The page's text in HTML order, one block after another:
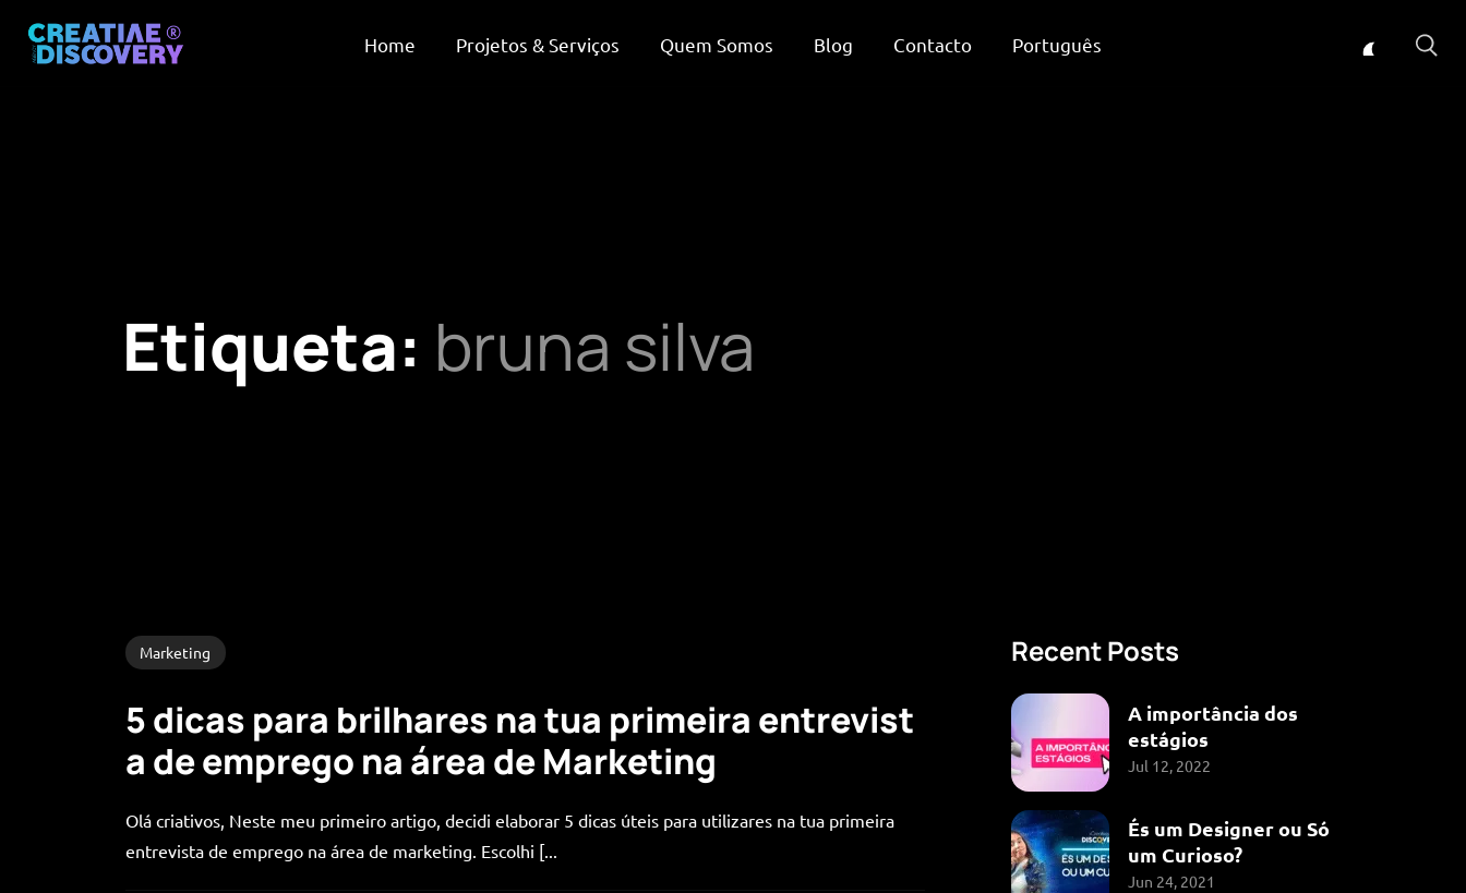
Home Projetos & Serviços Quem Somos Blog Contacto Português
Etiqueta: bruna silva
Marketing
5 dicas para brilhares na tua primeira entrevist
a de emprego na área de Marketing
Olá criativos, Neste meu primeiro artigo, decidi elaborar 5 dicas úteis para utilizares na tua primeira
entrevista de emprego na área de marketing. Escolhi [...
Recent Posts
A importância dos
estágios
Jul 12, 2022
És um Designer ou Só
um Curioso?
Jun 24, 2021